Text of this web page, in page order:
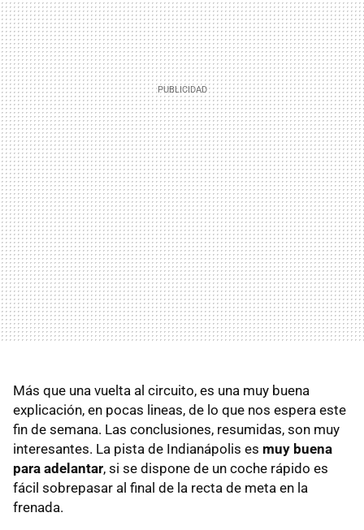
Más que una vuelta al circuito, es una muy buena
explicación, en pocas lineas, de lo que nos espera este
fin de semana. Las conclusiones, resumidas, son muy
interesantes. La pista de Indianápolis es muy buena
para adelantar, si se dispone de un coche rápido es
fácil sobrepasar al final de la recta de meta en la
frenada.